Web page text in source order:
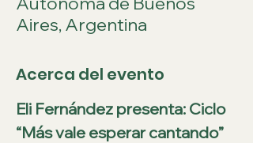
Aires, Argentina
Acerca del evento
Eli Fernández presenta: Ciclo
“Más vale esperar cantando”